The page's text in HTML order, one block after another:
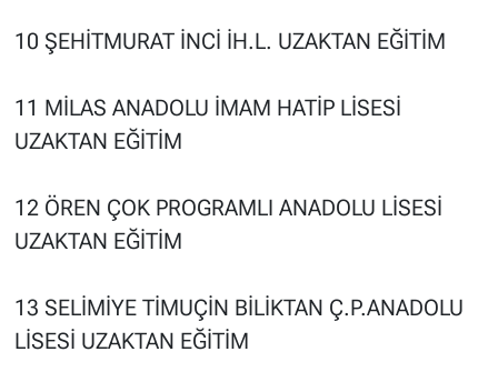
10 ŞEHİTMURAT İNCİ İH.L. UZAKTAN EĞİTİM
11 MİLAS ANADOLU İMAM HATİP LİSESİ
UZAKTAN EĞİTİM
12 ÖREN ÇOK PROGRAMLI ANADOLU LİSESİ
UZAKTAN EĞİTİM
13 SELİMİYE TİMUÇİN BİLİKTAN Ç.P.ANADOLU
LİSESİ UZAKTAN EĞİTİM